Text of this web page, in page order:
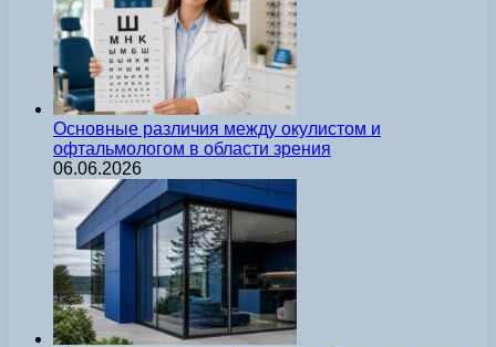
Основные различия между окулистом и
офтальмологом в области зрения
06.06.2026